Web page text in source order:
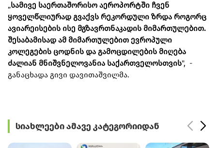
„სამივე საერთაშორისო აეროპორტში ჩვენ
ყოველწლიურად გვაქვს რეკორდული ზრდა როგორც
ავიარეისების ისე მგზავრთნაკადის მიმართულებით.
შესაბამისად ამ მიმართულებით ევროპული
კოლეგების ცოდნის და გამოცდილების მიღება
ძალიან მნიშვნელოვანია საქართველოსთვის", -
განაცხადა გივი დავითაშვილმა.
სიახლეები ამავე კატეგორიიდან